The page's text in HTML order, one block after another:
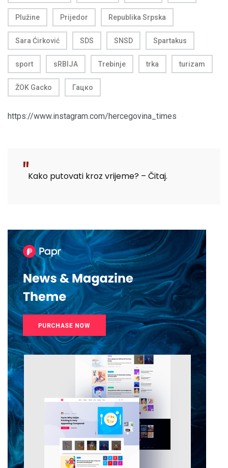
Plužine Prijedor Republika Srpska
Sara Ćirković SDS SNSD Spartakus
sport sRBIJA Trebinje trka turizam
ŽOK Gacko Гацко
https://www.instagram.com/hercegovina_times
Kako putovati kroz vrijeme? – Čitaj.